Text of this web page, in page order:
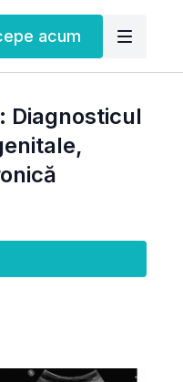
acum
Diagnosticul